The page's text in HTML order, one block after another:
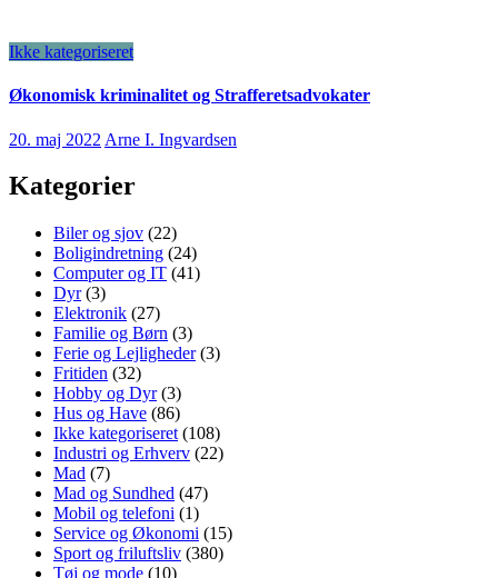
Ikke kategoriseret
Økonomisk kriminalitet og Strafferetsadvokater
20. maj 2022 Arne I. Ingvardsen
Kategorier
Biler og sjov (22)
Boligindretning (24)
Computer og IT (41)
Dyr(3)
Elektronik (27)
Familie og Børn (3)
Ferie og Lejligheder(3)
Fritiden (32)
Hobby og Dyr(3)
Hus og Have (86)
Ikke kategoriseret (108)
Industri og Erhverv (22)
Mad (7)
Mad og Sundhed (47)
Mobil og telefoni (1)
Service og Økonomi (15)
Sport og friluftsliv (380)
Tøj og mode (10)